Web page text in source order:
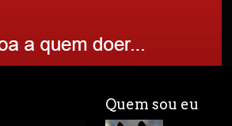
Quem sou eu